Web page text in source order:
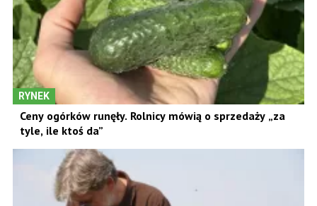
RYNEK
Ceny ogórków runęły. Rolnicy mówią o sprzedaży „za
tyle, ile ktoś da”